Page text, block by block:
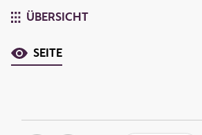
ÜBERSICHT
SEITE